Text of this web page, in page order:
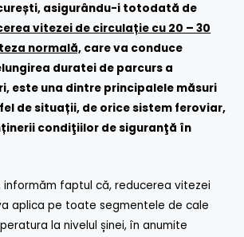
asigurându-i totodată de
vitezei de circulație cu 20 – 30
normală, care va conduce
duratei de parcurs a
este una dintre principalele măsuri
de situații, de orice sistem feroviar,
condiţiilor de siguranţă în
faptul că, reducerea vitezei
aplica pe toate segmentele de cale
la nivelul șinei, în anumite